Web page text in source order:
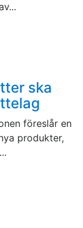
ska
föreslår en
produkter,